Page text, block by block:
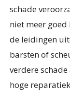
schade
niet meer
de leidingen
barsten of
verdere
hoge